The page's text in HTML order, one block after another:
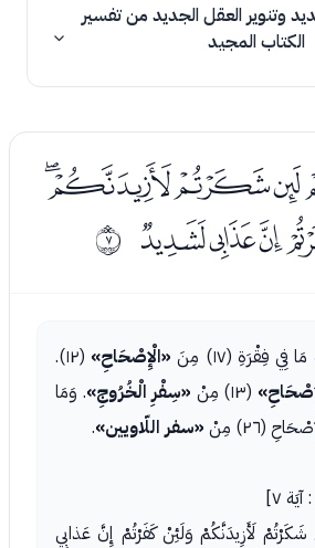
وتنوير العقل الجديد من تفسير
الكتاب المجيد
ﰆ
فِقْرَةِ (١٧) مِنَ «الْإِصْحَاحِ»
(١٢).
(١٣) مِنْ «سِفْرِ الْخُرُوجِ». وَمَا
«سفر اللّاويين».
لَأَزِيدَنَّكُمْ وَلَئِنْ كَفَرْتُمْ إِنَّ عَذابِي